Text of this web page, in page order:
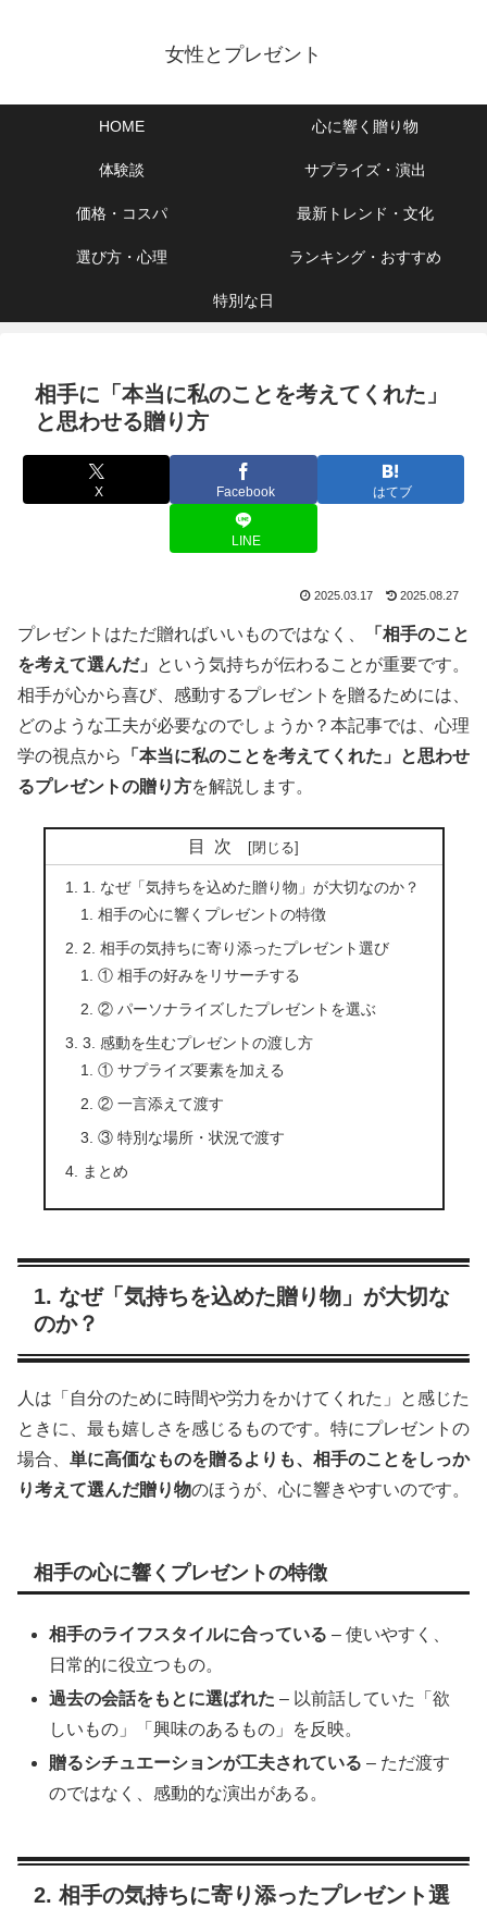
女性とプレゼント
HOME 心に響く贈り物
体験談 サプライズ・演出
価格・コスパ 最新トレンド・文化
選び方・心理 ランキング・おすすめ
特別な日
相手に「本当に私のことを考えてくれた」
と思わせる贈り方
X Facebook はてブ
LINE
2025.03.17 2025.08.27
プレゼントはただ贈ればいいものではなく、
「相手のこと
を考えて選んだ」
という気持ちが伝わることが重要です。
相手が心から喜び、感動するプレゼントを贈るためには、
どのような工夫が必要なのでしょうか？本記事では、心理
学の視点から
「本当に私のことを考えてくれた」と思わせ
るプレゼントの贈り方を解説します。
目次
1. なぜ「気持ちを込めた贈り物」が大切なのか？
相手の心に響くプレゼントの特徴
2. 相手の気持ちに寄り添ったプレゼント選び
① 相手の好みをリサーチする
② パーソナライズしたプレゼントを選ぶ
3. 感動を生むプレゼントの渡し方
① サプライズ要素を加える
② 一言添えて渡す
③ 特別な場所・状況で渡す
まとめ
1. なぜ「気持ちを込めた贈り物」が大切な
のか？
人は「自分のために時間や労力をかけてくれた」と感じた
ときに、最も嬉しさを感じるものです。特にプレゼントの
場合、 単に高価なものを贈るよりも、相手のことをしっか
り考えて選んだ贈り物のほうが、心に響きやすいのです。
相手の心に響くプレゼントの特徴
相手のライフスタイルに合っている – 使いやすく、
日常的に役立つもの。
過去の会話をもとに選ばれた – 以前話していた「欲
しいもの」「興味のあるもの」を反映。
贈るシチュエーションが工夫されている – ただ渡す
のではなく、感動的な演出がある。
2. 相手の気持ちに寄り添ったプレゼント選